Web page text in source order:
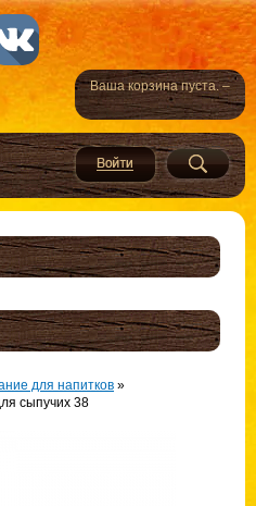
Ваша корзина пуста. –
для напитков »
сыпучих 38